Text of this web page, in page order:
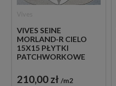
VIVES SEINE
MORLAND-R CIELO
15X15 PŁYTKI
PATCHWORKOWE
210,00 zł m2